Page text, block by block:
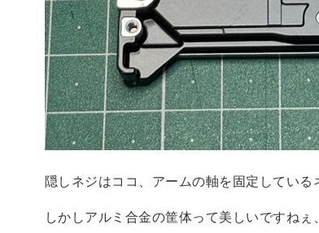
隠しネジはココ、アームの軸を固定している
しかしアルミ合金の筐体って美しいですねぇ